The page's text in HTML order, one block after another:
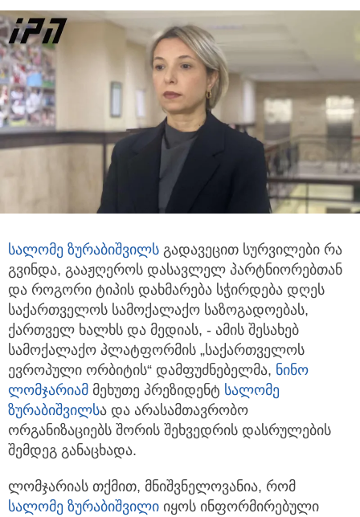
სალომე ზურაბიშვილს გადავეცით სურვილები რა
გვინდა, გააჟღეროს დასავლელ პარტნიორებთან
და როგორი ტიპის დახმარება სჭირდება დღეს
საქართველოს სამოქალაქო საზოგადოებას,
ქართველ ხალხს და მედიას, - ამის შესახებ
სამოქალაქო პლატფორმის „საქართველოს
ევროპული ორბიტის“ დამფუძნებელმა, ნინო
ლომჯარიამ მეხუთე პრეზიდენტ სალომე
ზურაბიშვილსა და არასამთავრობო
ორგანიზაციებს შორის შეხვედრის დასრულების
შემდეგ განაცხადა.
ლომჯარიას თქმით, მნიშვნელოვანია, რომ
სალომე ზურაბიშვილი იყოს ინფორმირებული